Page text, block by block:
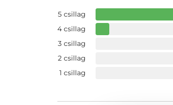
5 csillag
4 csillag
3 csillag
2 csillag
1 csillag